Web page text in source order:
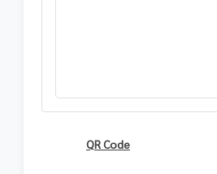
QR Code